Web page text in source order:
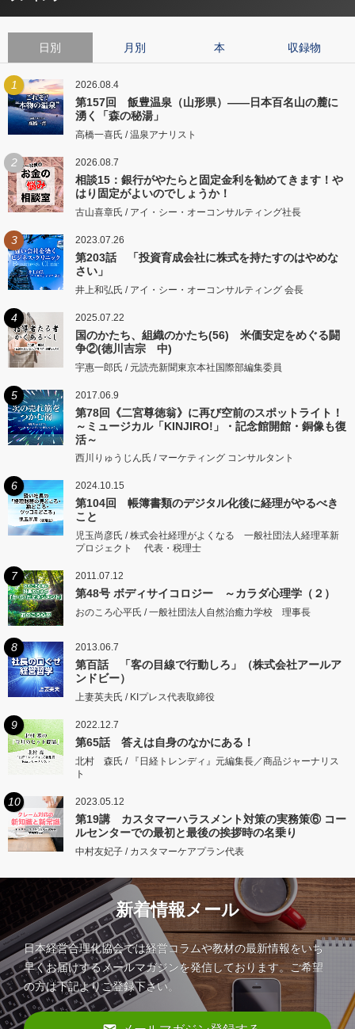
日別 月別 本 収録物
1 2026.08.4
第157回 飯豊温泉（山形県）――日本百名山の麓に
湧く「森の秘湯」
高橋一喜氏 / 温泉アナリスト
2 2026.08.7
相談15：銀行がやたらと固定金利を勧めてきます！や
はり固定がよいのでしょうか！
古山喜章氏 / アイ・シー・オーコンサルティング社長
3 2023.07.26
第203話 「投資育成会社に株式を持たすのはやめな
さい」
井上和弘氏 / アイ・シー・オーコンサルティング 会長
4 2025.07.22
国のかたち、組織のかたち(56) 米価安定をめぐる闘
争②(徳川吉宗 中)
宇惠一郎氏 / 元読売新聞東京本社国際部編集委員
5 2017.06.9
第78回《二宮尊徳翁》に再び空前のスポットライト！
～ミュージカル「KINJIRO!」・記念館開館・銅像も復
活～
西川りゅうじん氏 / マーケティング コンサルタント
6 2024.10.15
第104回 帳簿書類のデジタル化後に経理がやるべき
こと
児玉尚彦氏 / 株式会社経理がよくなる 一般社団法人経理革新
プロジェクト 代表・税理士
7 2011.07.12
第48号 ボディサイコロジー ～カラダ心理学（２）
おのころ心平氏 / 一般社団法人自然治癒力学校 理事長
8 2013.06.7
第百話 「客の目線で行動しろ」（株式会社アールア
ンドビー）
上妻英夫氏 / KIプレス代表取締役
9 2022.12.7
第65話 答えは自身のなかにある！
北村 森氏 / 『日経トレンディ』元編集長／商品ジャーナリス
ト
10 2023.05.12
第19講 カスタマーハラスメント対策の実務策⑥ コー
ルセンターでの最初と最後の挨拶時の名乗り
中村友妃子 / カスタマーケアプラン代表
新着情報メール
日本経営合理化協会では経営コラムや教材の最新情報をいち
早くお届けするメールマガジンを発信しております。ご希望
の方は下記よりご登録下さい。